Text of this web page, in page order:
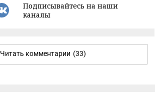
Подписывайтесь на наши
каналы
Читать комментарии (33)